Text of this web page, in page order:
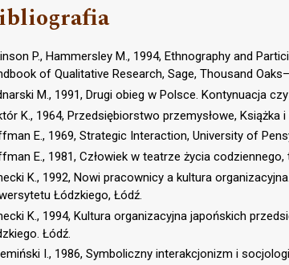
P., Hammersley M., 1994, Ethnography and
of Qualitative Research, Sage, Thousand
M., 1991, Drugi obieg w Polsce. Kontynuacja
K., 1964, Przedsiębiorstwo przemysłowe, Książka i
E., 1969, Strategic Interaction, University of
E., 1981, Człowiek w teatrze życia codziennego,
K., 1992, Nowi pracownicy a kultura
Łódzkiego, Łódź.
K., 1994, Kultura organizacyjna japońskich
Łódź.
I., 1986, Symboliczny interakcjonizm i